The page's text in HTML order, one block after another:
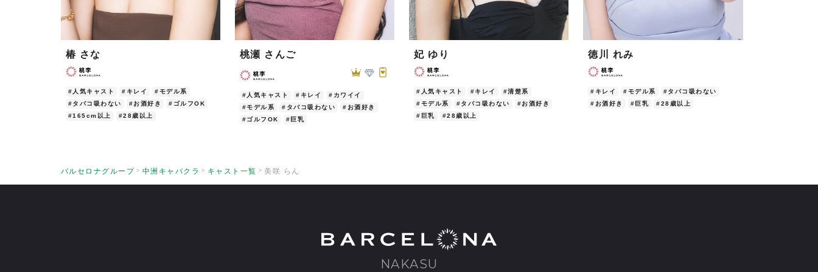
椿 さな
#人気キャスト #キレイ
#モデル系
#タバコ吸わない
#お酒好き
#ゴルフOK
#165cm以上
#28歳以上
桃瀬 さんご
#人気キャスト #キレイ
#カワイイ
#モデル系
#タバコ吸わない
#お酒好き
#ゴルフOK
#巨乳
妃 ゆり
#人気キャスト #キレイ
#清楚系
#モデル系
#タバコ吸わない
#お酒好き
#巨乳
#28歳以上
徳川 れみ
#キレイ #モデル系
#タバコ吸わない
#お酒好き
#巨乳 #28歳以上
バルセロナグループ 中洲キャバクラ キャスト一覧 美咲 らん
NAKASU